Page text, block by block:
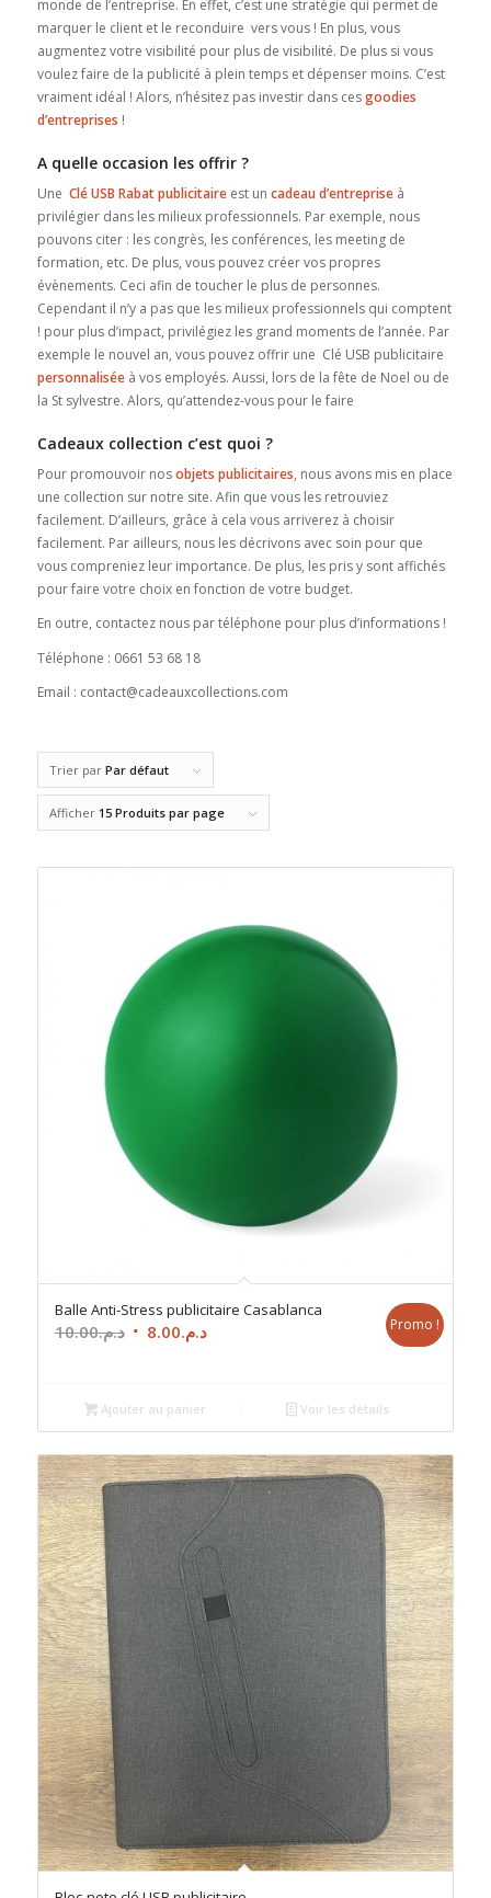
monde de l’entreprise. En effet, c’est une stratégie qui permet de
marquer le client et le reconduire vers vous ! En plus, vous
augmentez votre visibilité pour plus de visibilité. De plus si vous
voulez faire de la publicité à plein temps et dépenser moins. C’est
vraiment idéal ! Alors, n’hésitez pas investir dans cesgoodies
d’entreprises !
A quelle occasion les offrir ?
Une Clé USB Rabat publicitaireest un cadeau d’entrepriseà
privilégier dans les milieux professionnels. Par exemple, nous
pouvons citer : les congrès, les conférences, les meeting de
formation, etc. De plus, vous pouvez créer vos propres
évènements. Ceci afin de toucher le plus de personnes.
Cependant il n’y a pas que les milieux professionnels qui comptent
! pour plus d’impact, privilégiez les grand moments de l’année. Par
exemple le nouvel an, vous pouvez offrir une Clé USB publicitaire
personnaliséeà vos employés. Aussi, lors de la fête de Noel ou de
la St sylvestre. Alors, qu’attendez-vous pour le faire
Cadeaux collection c’est quoi ?
Pour promouvoir nosobjets publicitaires, nous avons mis en place
une collection sur notre site. Afin que vous les retrouviez
facilement. D’ailleurs, grâce à cela vous arriverez à choisir
facilement. Par ailleurs, nous les décrivons avec soin pour que
vous compreniez leur importance. De plus, les pris y sont affichés
pour faire votre choix en fonction de votre budget.
En outre, contactez nous par téléphone pour plus d’informations !
Téléphone : 0661 53 68 18
Email : contact@cadeauxcollections.com
Trier par Par défaut
Afficher 15 Produits par page
Balle Anti-Stress publicitaire Casablanca
د.م.10.00
Le
était :
د.م.10.00.
د.م.8.00
Le
د.م.8.00.
Promo !
Ajouter au panier Voir les détails